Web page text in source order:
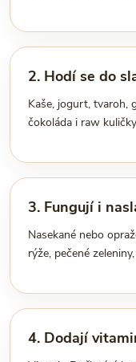
2. Hodí se do
Kaše, jogurt, tvaroh,
čokoláda i raw
3. Fungují i
Nasekané nebo
rýže, pečené
4. Dodají